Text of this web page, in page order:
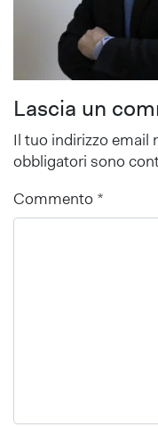
Lascia un
Il tuo indirizzo email
obbligatori sono
Commento *